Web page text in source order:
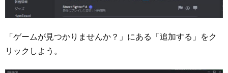
「ゲームが見つかりませんか？」にある「追加する」をク
リックしよう。